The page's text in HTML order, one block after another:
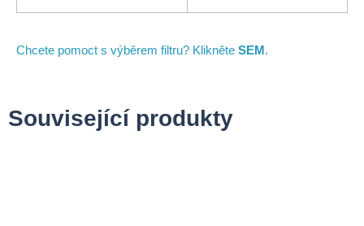
Chcete pomoct s výběrem filtru? Klikněte SEM.
Související produkty